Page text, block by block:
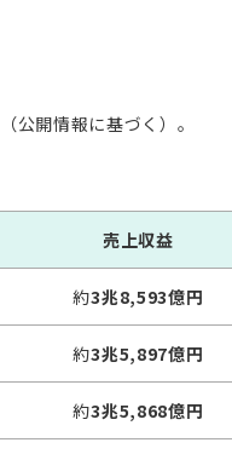
（公開情報に基づく）。
売上収益
約3兆8,593億円
約3兆5,897億円
約3兆5,868億円